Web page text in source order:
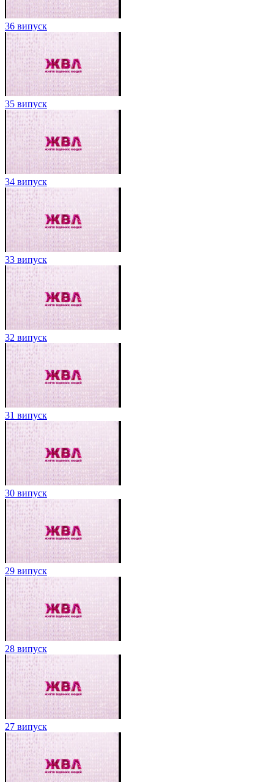
36 випуск
35 випуск
34 випуск
33 випуск
32 випуск
31 випуск
30 випуск
29 випуск
28 випуск
27 випуск